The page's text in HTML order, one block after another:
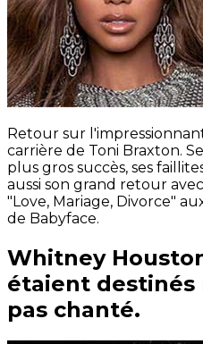
Retour sur
carrière de Toni Braxton.
plus gros succès, ses
aussi son grand retour avec
"Love, Mariage, Divorce"
de Babyface.
Whitney
étaient destinés
pas chanté.